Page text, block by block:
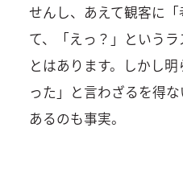
せんし、あえて観客に
て、「えっ？」という
とはあります。しかし
った」と言わざるを得
あるのも事実。